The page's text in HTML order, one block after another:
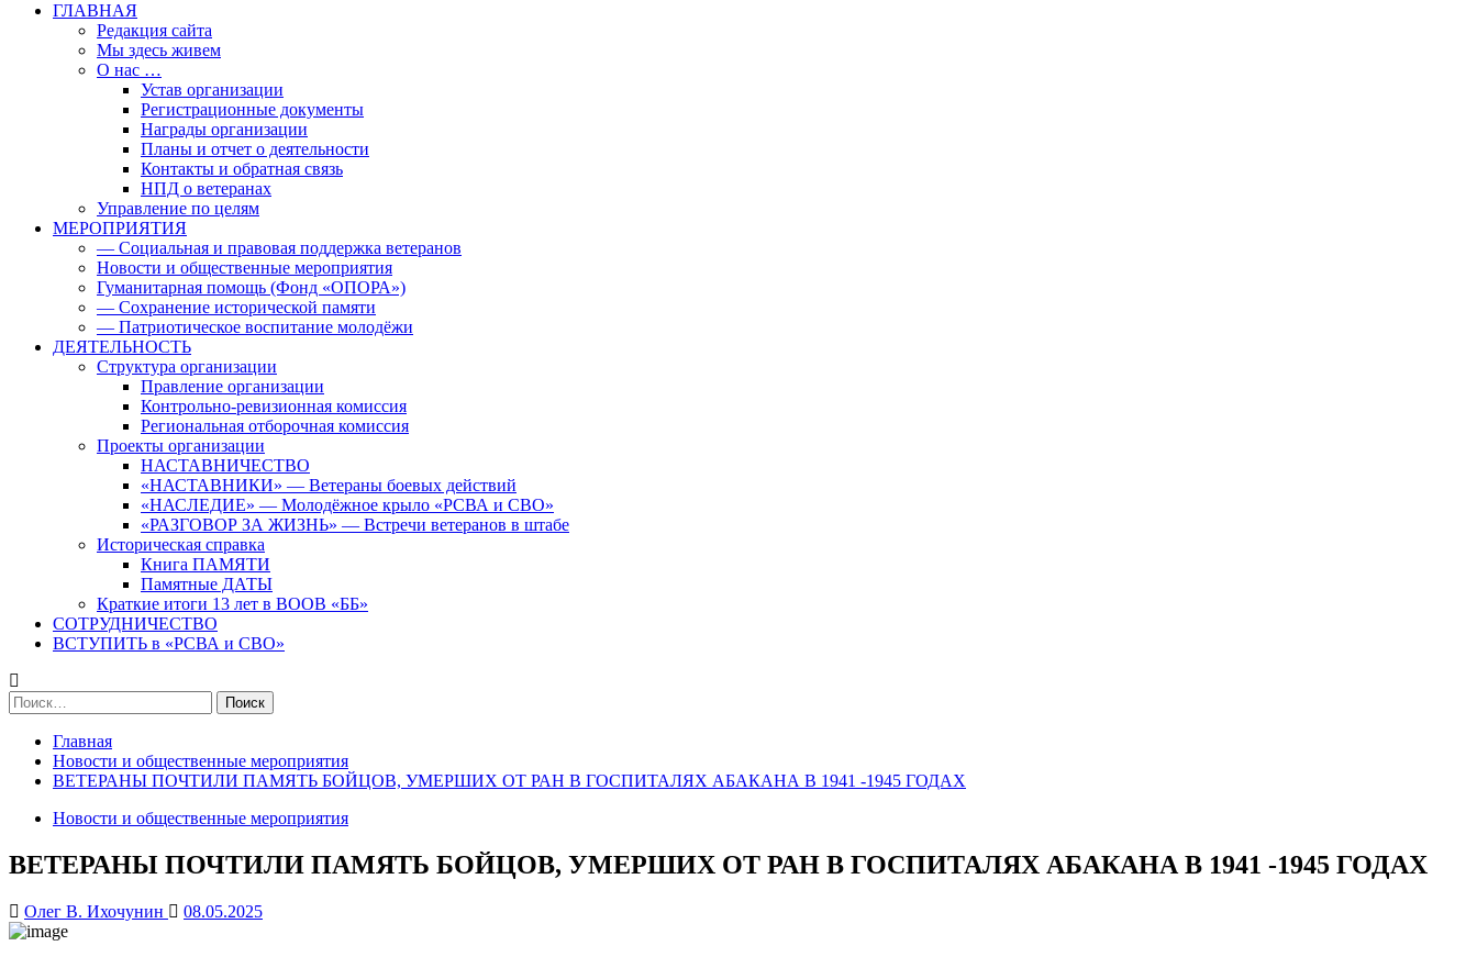
ГЛАВНАЯ
Редакция сайта
Мы здесь живем
О нас …
Устав организации
Регистрационные документы
Награды организации
Планы и отчет о деятельности
Контакты и обратная связь
НПД о ветеранах
Управление по целям
МЕРОПРИЯТИЯ
— Социальная и правовая поддержка ветеранов
Новости и общественные мероприятия
Гуманитарная помощь (Фонд «ОПОРА»)
— Сохранение исторической памяти
— Патриотическое воспитание молодёжи
ДЕЯТЕЛЬНОСТЬ
Структура организации
Правление организации
Контрольно-ревизионная комиссия
Региональная отборочная комиссия
Проекты организации
НАСТАВНИЧЕСТВО
«НАСТАВНИКИ» — Ветераны боевых действий
«НАСЛЕДИЕ» — Молодёжное крыло «РСВА и СВО»
«РАЗГОВОР ЗА ЖИЗНЬ» — Встречи ветеранов в штабе
Историческая справка
Книга ПАМЯТИ
Памятные ДАТЫ
Краткие итоги 13 лет в ВООВ «ББ»
СОТРУДНИЧЕСТВО
ВСТУПИТЬ в «РСВА и СВО»
Найти:
Главная
Новости и общественные мероприятия
ВЕТЕРАНЫ ПОЧТИЛИ ПАМЯТЬ БОЙЦОВ, УМЕРШИХ ОТ РАН В ГОСПИТАЛЯХ АБАКАНА В 1941 -1945 ГОДАХ
Новости и общественные мероприятия
ВЕТЕРАНЫ ПОЧТИЛИ ПАМЯТЬ БОЙЦОВ, УМЕРШИХ ОТ РАН В ГОСПИТАЛЯХ АБАКАНА В 1941 -1945 ГОДАХ
Олег В. Ихочунин 08.05.2025